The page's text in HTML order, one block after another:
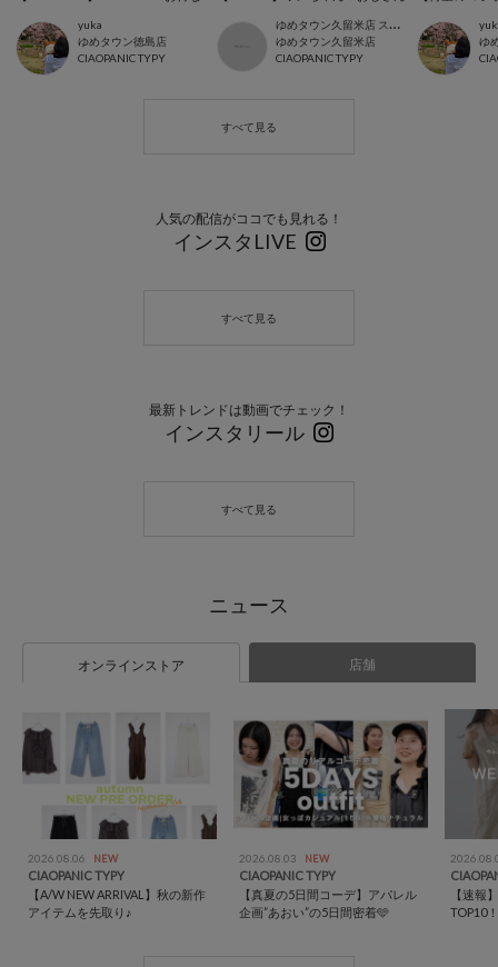
yuka
ゆめタウン徳島店
CIAOPANIC TYPY
ゆ
めタウン久留米店 スタッフ
ゆめタウン久留米店
CIAOPANIC TYPY
ゆ
人気の配信がココでも見れる！
インスタLIVE
最新トレンドは動画でチェック！
インスタリール
オンラインストア 店舗
2026.08.06 NEW
CIAOPANIC TYPY
【A/W NEW ARRIVAL】秋の新作
アイテムを先取り♪
2026.08.03 NEW
CIAOPANIC TYPY
【真夏の5日間コーデ】アパレル
企画”あおい”の5日間密着🩵
【速報
TOP10